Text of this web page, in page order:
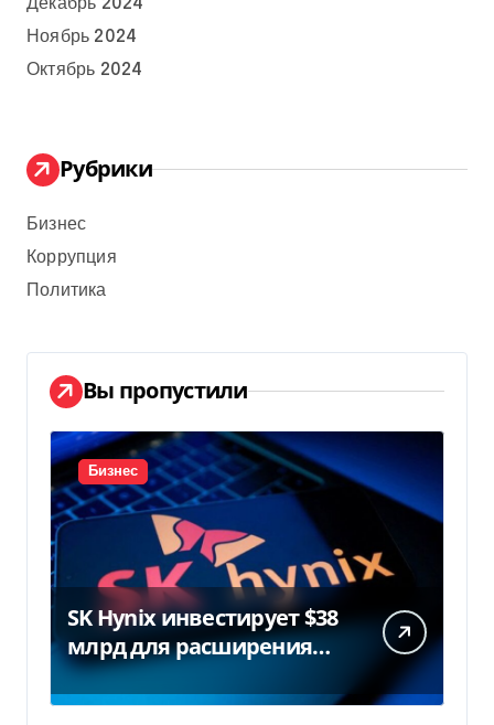
Ноябрь 2024
Октябрь 2024
Рубрики
Бизнес
Коррупция
Политика
Вы пропустили
Бизнес
SK Hynix инвестирует $38
млрд для расширения
заводов в Южной Корее